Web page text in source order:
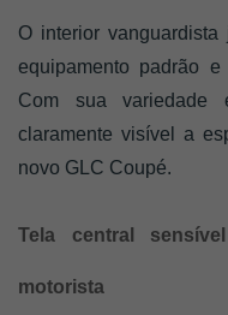
O interior
equipamento padrão
Com sua variedade
claramente visível a
novo GLC Coupé.
Tela central
motorista